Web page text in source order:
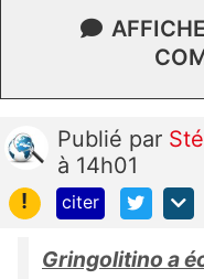
Publié par
à 14h01
!
citer
Gringolitino a